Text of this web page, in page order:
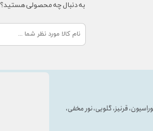
قرنیز، گلویی، نور مخفی،
به دنبال چه محصولی هستید؟